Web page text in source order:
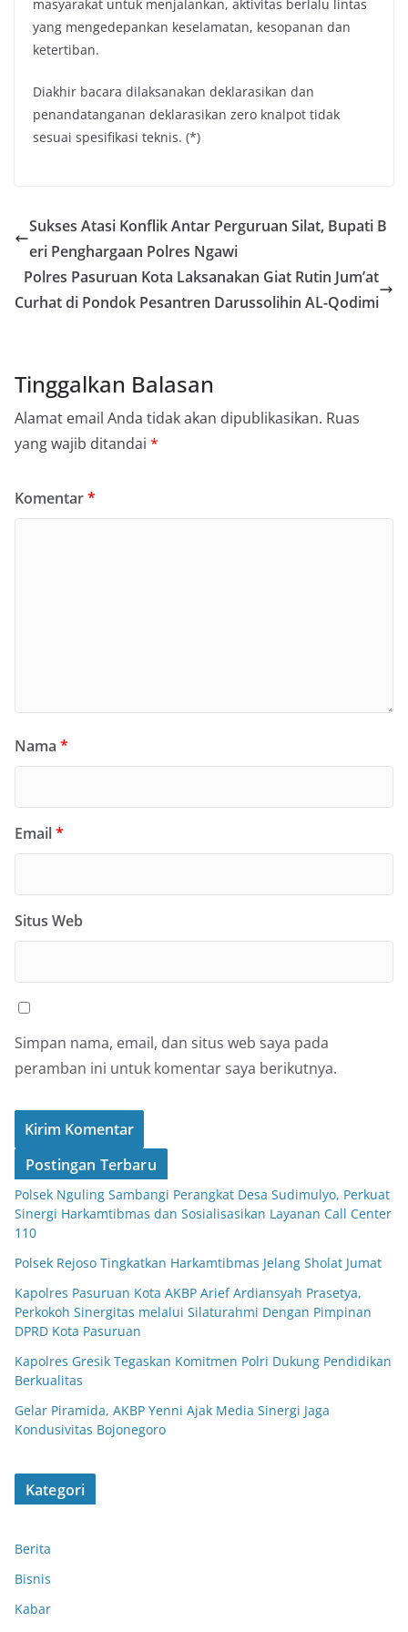
masyarakat untuk menjalankan, aktivitas berlalu lintas
yang mengedepankan keselamatan, kesopanan dan
ketertiban.
Diakhir bacara dilaksanakan deklarasikan dan
penandatanganan deklarasikan zero knalpot tidak
sesuai spesifikasi teknis. (*)
Sukses Atasi Konflik Antar Perguruan Silat, Bupati B
eri Penghargaan Polres Ngawi
Polres Pasuruan Kota Laksanakan Giat Rutin Jum’at
Curhat di Pondok Pesantren Darussolihin AL-Qodimi
Tinggalkan Balasan
Alamat email Anda tidak akan dipublikasikan. Ruas
yang wajib ditandai *
Komentar*
Nama *
Email*
Situs Web
Simpan nama, email, dan situs web saya pada
peramban ini untuk komentar saya berikutnya.
Postingan Terbaru
Polsek Nguling Sambangi Perangkat Desa Sudimulyo, Perkuat
Sinergi Harkamtibmas dan Sosialisasikan Layanan Call Center
110
Polsek Rejoso Tingkatkan Harkamtibmas Jelang Sholat Jumat
Kapolres Pasuruan Kota AKBP Arief Ardiansyah Prasetya,
Perkokoh Sinergitas melalui Silaturahmi Dengan Pimpinan
DPRD Kota Pasuruan
Kapolres Gresik Tegaskan Komitmen Polri Dukung Pendidikan
Berkualitas
Gelar Piramida, AKBP Yenni Ajak Media Sinergi Jaga
Kondusivitas Bojonegoro
Kategori
Berita
Bisnis
Kabar